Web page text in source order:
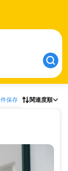
保存 関連度順